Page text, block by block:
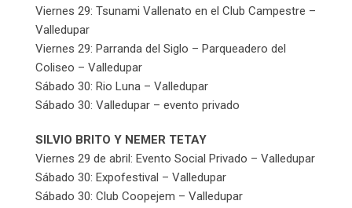
Viernes 29: Tsunami Vallenato en el Club Campestre –
Valledupar
Viernes 29: Parranda del Siglo – Parqueadero del
Coliseo – Valledupar
Sábado 30: Rio Luna – Valledupar
Sábado 30: Valledupar – evento privado
SILVIO BRITO Y NEMER TETAY
Viernes 29 de abril: Evento Social Privado – Valledupar
Sábado 30: Expofestival – Valledupar
Sábado 30: Club Coopejem – Valledupar